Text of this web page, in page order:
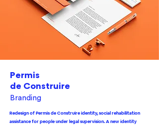
Permis
de Construire
Branding
Redesign of Permis de Construire identity, social rehabilitation
assistance for people under legal supervision. A new identity